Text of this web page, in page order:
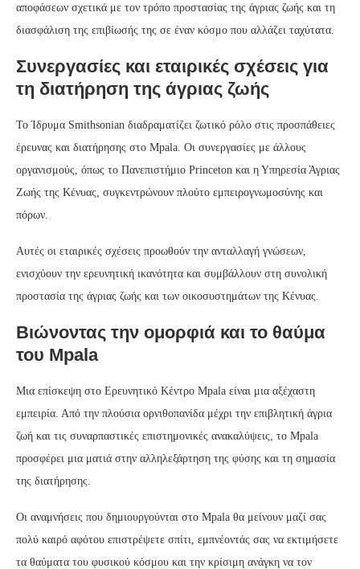
αποφάσεων σχετικά με τον τρόπο προστασίας της άγριας ζωής και τη
διασφάλιση της επιβίωσής της σε έναν κόσμο που αλλάζει ταχύτατα.
Συνεργασίες και εταιρικές σχέσεις για
τη διατήρηση της άγριας ζωής
Το Ίδρυμα Smithsonian διαδραματίζει ζωτικό ρόλο στις προσπάθειες
έρευνας και διατήρησης στο Mpala. Οι συνεργασίες με άλλους
οργανισμούς, όπως το Πανεπιστήμιο Princeton και η Υπηρεσία Άγριας
Ζωής της Κένυας, συγκεντρώνουν πλούτο εμπειρογνωμοσύνης και
πόρων.
Αυτές οι εταιρικές σχέσεις προωθούν την ανταλλαγή γνώσεων,
ενισχύουν την ερευνητική ικανότητα και συμβάλλουν στη συνολική
προστασία της άγριας ζωής και των οικοσυστημάτων της Κένυας.
Βιώνοντας την ομορφιά και το θαύμα
του Mpala
Μια επίσκεψη στο Ερευνητικό Κέντρο Mpala είναι μια αξέχαστη
εμπειρία. Από την πλούσια ορνιθοπανίδα μέχρι την επιβλητική άγρια
ζωή και τις συναρπαστικές επιστημονικές ανακαλύψεις, το Mpala
προσφέρει μια ματιά στην αλληλεξάρτηση της φύσης και τη σημασία
της διατήρησης.
Οι αναμνήσεις που δημιουργούνται στο Mpala θα μείνουν μαζί σας
πολύ καιρό αφότου επιστρέψετε σπίτι, εμπνέοντάς σας να εκτιμήσετε
τα θαύματα του φυσικού κόσμου και την κρίσιμη ανάγκη να τον